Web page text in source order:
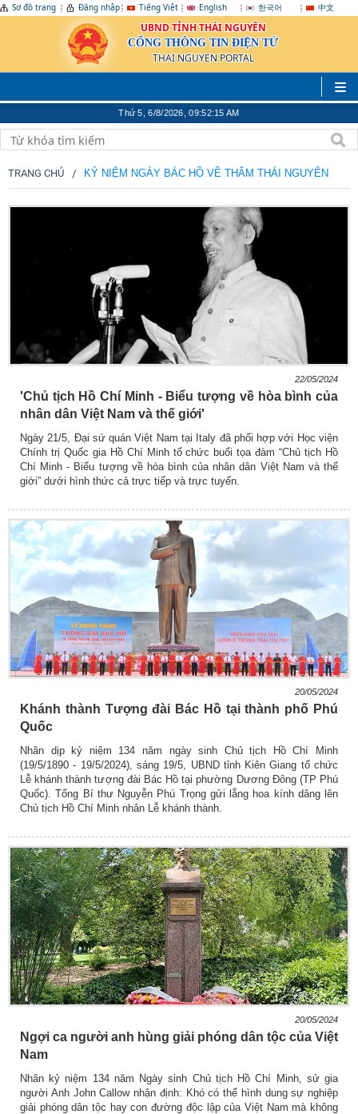
Sơ đồ trang Đăng nhập Tiếng Việt English 한국어 中文
UBND TỈNH THÁI NGUYÊN
CỔNG THÔNG TIN ĐIỆN TỬ
THAI NGUYEN PORTAL
Thứ 5, 6/8/2026, 09:52:17 AM
TRANG CHỦ KỶ NIỆM NGÀY BÁC HỒ VỀ THĂM THÁI NGUYÊN
22/05/2024
'Chủ tịch Hồ Chí Minh - Biểu tượng về hòa bình của
nhân dân Việt Nam và thế giới'
Ngày 21/5, Đại sứ quán Việt Nam tại Italy đã phối hợp với Học viện
Chính trị Quốc gia Hồ Chí Minh tổ chức buổi tọa đàm “Chủ tịch Hồ
Chí Minh - Biểu tượng về hòa bình của nhân dân Việt Nam và thế
giới” dưới hình thức cả trực tiếp và trực tuyến.
20/05/2024
Khánh thành Tượng đài Bác Hồ tại thành phố Phú
Quốc
Nhân dịp kỷ niệm 134 năm ngày sinh Chủ tịch Hồ Chí Minh
(19/5/1890 - 19/5/2024), sáng 19/5, UBND tỉnh Kiên Giang tổ chức
Lễ khánh thành tượng đài Bác Hồ tại phường Dương Đông (TP Phú
Quốc). Tổng Bí thư Nguyễn Phú Trọng gửi lẵng hoa kính dâng lên
Chủ tịch Hồ Chí Minh nhân Lễ khánh thành.
20/05/2024
Ngợi ca người anh hùng giải phóng dân tộc của Việt
Nam
Nhân kỷ niệm 134 năm Ngày sinh Chủ tịch Hồ Chí Minh, sử gia
người Anh John Callow nhận định: Khó có thể hình dung sự nghiệp
giải phóng dân tộc hay con đường độc lập của Việt Nam mà không